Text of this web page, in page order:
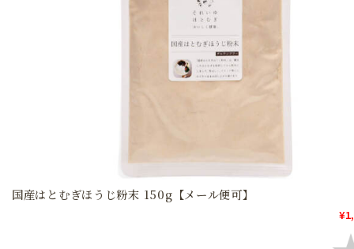
国産はとむぎほうじ粉末 150g【メール便可】